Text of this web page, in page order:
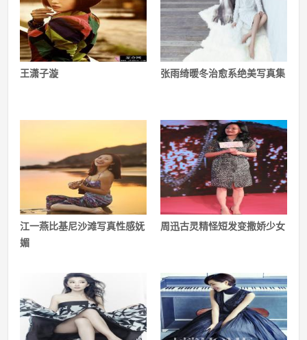
王潇子漩 张雨绮暖冬治愈系绝美写真集
江一燕比基尼沙滩写真性感妩
媚
周迅古灵精怪短发变撒娇少女